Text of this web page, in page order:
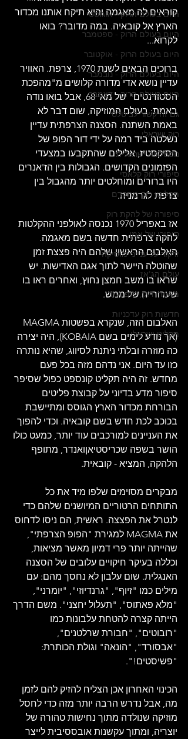
היום בעולם הרוק - אוגוסט
היום בעולם הרוק - ספטמבר
היום בעולם הרוק - אוקטובר
היום בעולם הרוק - נובמבר
היום בעולם הרוק - דצמבר
גם זה קשור לביטלס
רוק ישראלי
נוסטלגיה ישראלית
סיפורי רוק קלאסי
תקליטי רוק מתקדם
סיפורה של להקת רוק
סיפורו של אמן
זרקור על ענייני מוסיקה
עולם הג'אז
מאמרי רוק, פופ ועוד
חדשות רוק עדכניות
תקליט ישראלי
קוראים לה מאגמה והיא תיקח אותנו מכדור
הארץ אל קובאיה. במה מדובר? בואו
לקרוא...
ברוכים הבאים לשנת 1970, צרפת. האוויר
עדיין נושא אדי מדורה קלושים מ"מהפכת
הסטודנטים" של מאי 68, אבל בואו נודה
באמת: בעולם המוזיקה, שום דבר לא
באמת השתנה. הסצנה הצרפתית עדיין
נשלטה ביד רמה על ידי דור הפופ של
הסיקסטיז, אלילים שהתקבעו במצעדי
הפזמונים הקדושים. הגבולות בין הז'אנרים
היו ברורים ומוחלטים יותר מהגבול בין
צרפת לגרמניה.
אז באפריל 1970 נכנסה לאולפני ההקלטות
להקה צרפתית חדשה בשם מאגמה.
האלבום הראשון שלהם היה פצצת זמן
שהוטלה היישר לתוך אגם האדישות. יש
שראו בו משב חמצן נחוץ, ואחרים ראו בו
שערורייה של ממש.
(אך נודע לימים בשם KOBAIA), היה יצירה
כה מוזרה ובלתי ניתנת לסיווג, שהיא נותרה
כזו עד היום. אני נדהם מזה בכל פעם
מחדש. זה היה תקליט קונספט כפול שסיפר
סיפור מדע בדיוני על קבוצת פליטים
הבורחת מכדור הארץ הגוסס ומתיישבת
בכוכב לכת חדש בשם קובאיה. וכדי להפוך
את העניינים למורכבים עוד יותר, כמעט כולו
הושר בשפה שכריסטיאןואנדר, מתופף
הלהקה, המציא - קובאית.
מבקרים מסוימים שלפו מיד את כל
התותחים הרטוריים המיושנים שלהם כדי
לנטרל את הפצצה. ראשית, הם ניסו לדחוס
את MAGMA למגירת "הפופ הצרפתי",
שהייתה יותר פרי דמיון מאשר מציאות,
וכללה בעיקר חיקויים עלובים של הסצנה
האנגלית. שום עלבון לא נחסך מהם: עם
מילים כמו "זיוף", "גרנדיוזי", "יומרני",
"מלא פאתוס", "תעלול יחצני". משם הדרך
הייתה קצרה להטחת עלבונות כמו
"רובוטים", "חבורת שרלטנים",
"אבסורד", "הונאה" וגולת הכותרת:
"פשיסטים!".
הכינוי האחרון אכן הצליח להזיק להם לזמן
מה, אבל נדרש הרבה יותר מזה כדי לחסל
מוזיקה שנולדה מתוך נחישות טהורה של
יוצריה, ומתוך עקשנות אובססיבית לייצר